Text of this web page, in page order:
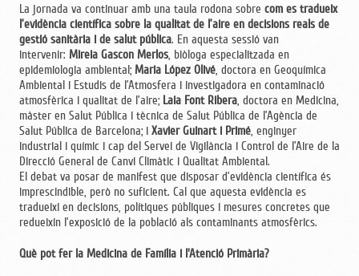
La jornada va continuar amb una taula rodona sobre com es tradueix
l’evidència científica sobre la qualitat de l’aire en decisions reals de
gestió sanitària i de salut pública. En aquesta sessió van
intervenir: Mireia Gascon Merlos , biòloga especialitzada en
epidemiologia ambiental; Maria López Olivé , doctora en Geoquímica
Ambiental i Estudis de l’Atmosfera i investigadora en contaminació
atmosfèrica i qualitat de l’aire; Laia Font Ribera , doctora en Medicina,
màster en Salut Pública i tècnica de Salut Pública de l’Agència de
Salut Pública de Barcelona; i Xavier Guinart i Primé , enginyer
industrial i químic i cap del Servei de Vigilància i Control de l’Aire de la
Direcció General de Canvi Climàtic i Qualitat Ambiental.
El debat va posar de manifest que disposar d’evidència científica és
imprescindible, però no suficient. Cal que aquesta evidència es
tradueixi en decisions, polítiques públiques i mesures concretes que
redueixin l’exposició de la població als contaminants atmosfèrics.
Què pot fer la Medicina de Família i l'Atenció Primària?